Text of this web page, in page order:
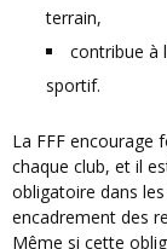
terrain,
contribue à
sportif.
La FFF encourage fortement la présence d’un délégué dans
chaque club, et il
obligatoire dans
encadrement des
Même si cette